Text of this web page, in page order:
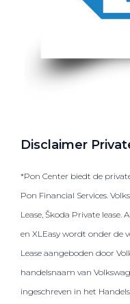
Disclaimer
*Pon Center biedt de
Pon Financial Services.
Lease, Škoda Private lease.
en XLEasy wordt onder de
Lease aangeboden door
handelsnaam van
ingeschreven in het